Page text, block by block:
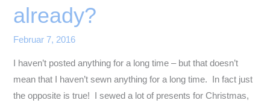
already?
Februar 7, 2016
I haven’t posted anything for a long time – but that doesn’t
mean that I haven’t sewn anything for a long time. In fact just
the opposite is true! I sewed a lot of presents for Christmas,